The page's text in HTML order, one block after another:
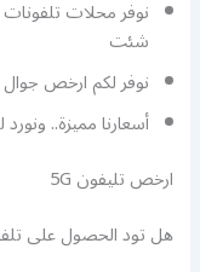
نوفر محلات
شئت
نوفر لكم ارخص جوال 5G والذي يتميز بالجودة العالية
أسعارنا مميزة..
ارخص تليفون 5G
هل تود الحصول على